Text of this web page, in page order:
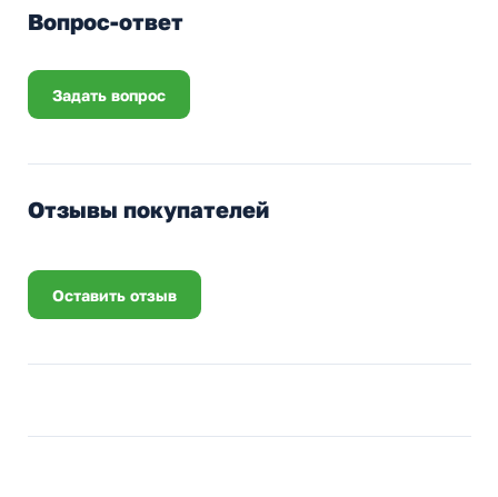
Вопрос-ответ
Задать вопрос
Отзывы покупателей
Оставить отзыв